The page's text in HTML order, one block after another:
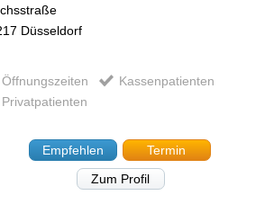
Düsseldorf
Öffnungszeiten
Kassenpatienten
Privatpatienten
Empfehlen
Termin
Zum Profil